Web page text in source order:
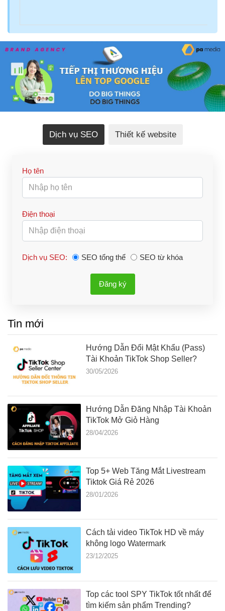
Dịch vụ SEO Thiết kế website
Họ tên
Điện thoại
Dịch vụ SEO: SEO tổng thể SEO từ khóa
Đăng ký
Tin mới
Hướng Dẫn Đổi Mật Khẩu (Pass)
Tài Khoản TikTok Shop Seller?
30/05/2026
Hướng Dẫn Đăng Nhập Tài Khoản
TikTok Mở Giỏ Hàng
28/04/2026
Top 5+ Web Tăng Mắt Livestream
Tiktok Giá Rẻ 2026
28/01/2026
Cách tải video TikTok HD về máy
không logo Watermark
23/12/2025
Top các tool SPY TikTok tốt nhất để
tìm kiếm sản phẩm Trending?